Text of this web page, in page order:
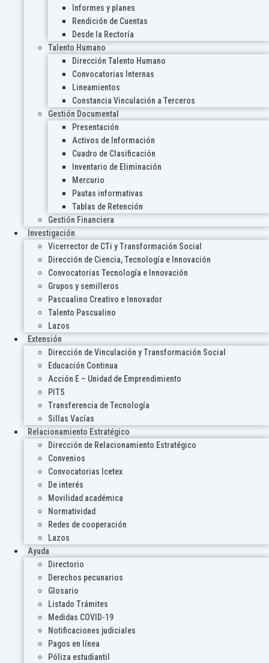
Informes y planes
Rendición de Cuentas
Desde la Rectoría
Talento Humano
Dirección Talento Humano
Convocatorias Internas
Lineamientos
Constancia Vinculación a Terceros
Gestión Documental
Presentación
Activos de Información
Cuadro de Clasificación
Inventario de Eliminación
Mercurio
Pautas informativas
Tablas de Retención
Gestión Financiera
Investigación
Vicerrector de CTi y Transformación Social
Dirección de Ciencia, Tecnología e Innovación
Convocatorias Tecnología e Innovación
Grupos y semilleros
Pascualino Creativo e Innovador
Talento Pascualino
Lazos
Extensión
Dirección de Vinculación y Transformación Social
Educación Continua
Acción E – Unidad de Emprendimiento
PITS
Transferencia de Tecnología
Sillas Vacías
Relacionamiento Estratégico
Dirección de Relacionamiento Estratégico
Convenios
Convocatorias Icetex
De interés
Movilidad académica
Normatividad
Redes de cooperación
Lazos
Ayuda
Directorio
Derechos pecunarios
Glosario
Listado Trámites
Medidas COVID-19
Notificaciones judiciales
Pagos en línea
Póliza estudiantil